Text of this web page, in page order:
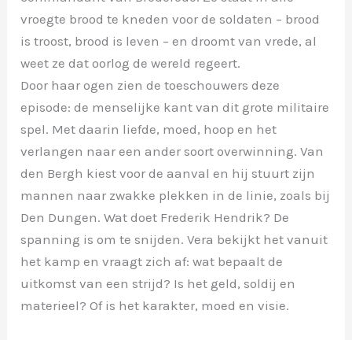
vroegte brood te kneden voor de soldaten – brood
is troost, brood is leven – en droomt van vrede, al
weet ze dat oorlog de wereld regeert.
Door haar ogen zien de toeschouwers deze
episode: de menselijke kant van dit grote militaire
spel. Met daarin liefde, moed, hoop en het
verlangen naar een ander soort overwinning. Van
den Bergh kiest voor de aanval en hij stuurt zijn
mannen naar zwakke plekken in de linie, zoals bij
Den Dungen. Wat doet Frederik Hendrik? De
spanning is om te snijden. Vera bekijkt het vanuit
het kamp en vraagt zich af: wat bepaalt de
uitkomst van een strijd? Is het geld, soldij en
materieel? Of is het karakter, moed en visie.